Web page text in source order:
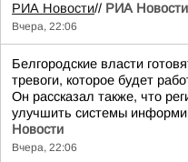
РИА Новости// РИА Новости
Вчера, 22:06
Белгородские власти
тревоги, которое будет
Он рассказал также, что
улучшить системы
Новости
Вчера, 22:06